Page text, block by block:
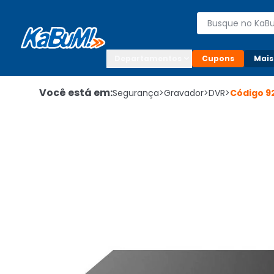
Buscar
Cupons
Você está em:Segurança>Gravador>DVR>Código